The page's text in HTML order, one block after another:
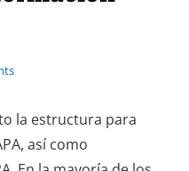
la estructura para
así como